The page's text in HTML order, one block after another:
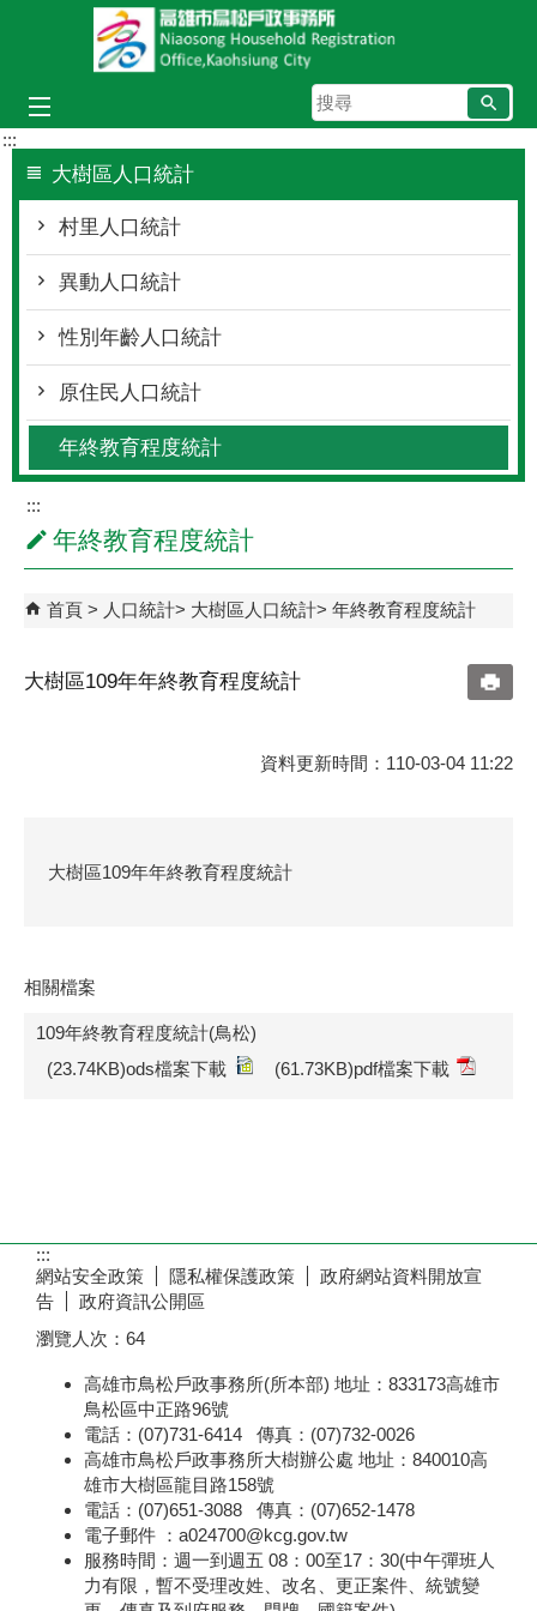
跳到主要內容區塊
搜
尋
:::
大樹區人口統計
村里人口統計
異動人口統計
性別年齡人口統計
原住民人口統計
年終教育程度統計
:::
年終教育程度統計
首頁 人口統計 大樹區人口統計 年終教育程度統計
大樹區109年年終教育程度統計
資料更新時間：110-03-04 11:22
大樹區109年年終教育程度統計
相關檔案
109年終教育程度統計(鳥松)
(23.74KB)ods檔案下載
(61.73KB)pdf檔案下載
:::
網站安全政策
隱私權保護政策
政府網站資料開放宣
告
政府資訊公開區
瀏覽人次： 64
高雄市鳥松戶政事務所(所本部) 地址：833173高雄市
鳥松區中正路96號
電話：(07)731-6414 傳真：(07)732-0026
高雄市鳥松戶政事務所大樹辦公處 地址：840010高
雄市大樹區龍目路158號
電話：(07)651-3088 傳真：(07)652-1478
電子郵件 ：a024700@kcg.gov.tw
服務時間：週一到週五 08：00至17：30(中午彈班人
力有限，暫不受理改姓、改名、更正案件、統號變